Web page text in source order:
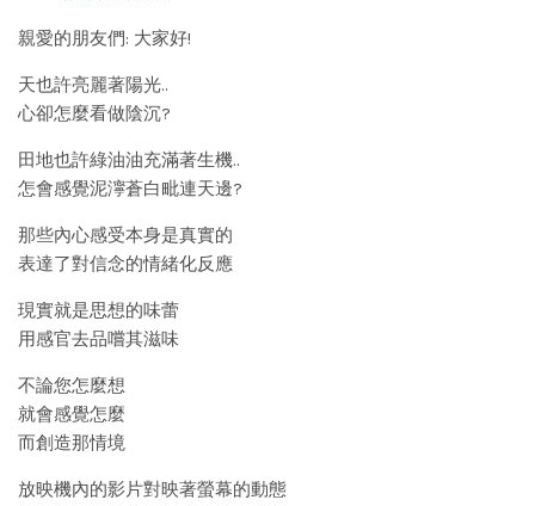
親愛的朋友們: 大家好!
天也許亮麗著陽光..
心卻怎麼看做陰沉?
田地也許綠油油充滿著生機..
怎會感覺泥濘蒼白毗連天邊?
那些內心感受本身是真實的
表達了對信念的情緒化反應
現實就是思想的味蕾
用感官去品嚐其滋味
不論您怎麼想
就會感覺怎麼
而創造那情境
放映機內的影片對映著螢幕的動態